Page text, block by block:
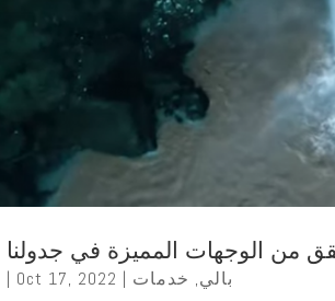
| Oct 17, 2022 | بالي, خدمات